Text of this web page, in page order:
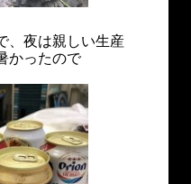
、夜は親しい生産
かったので